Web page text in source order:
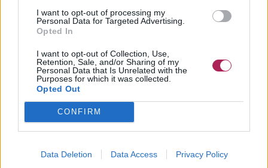
I want to opt-out of processing my
Personal Data for Targeted Advertising.
Opted In
I want to opt-out of Collection, Use,
Retention, Sale, and/or Sharing of my
Personal Data that Is Unrelated with the
Purposes for which it was collected.
Opted Out
CONFIRM
Data Deletion Data Access Privacy Policy